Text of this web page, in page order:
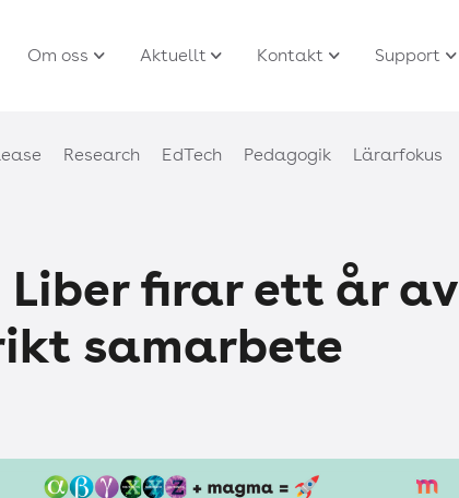
Om oss Aktuellt Kontakt Support
Research EdTech Pedagogik Lärarfokus
Liber firar ett år av
samarbete